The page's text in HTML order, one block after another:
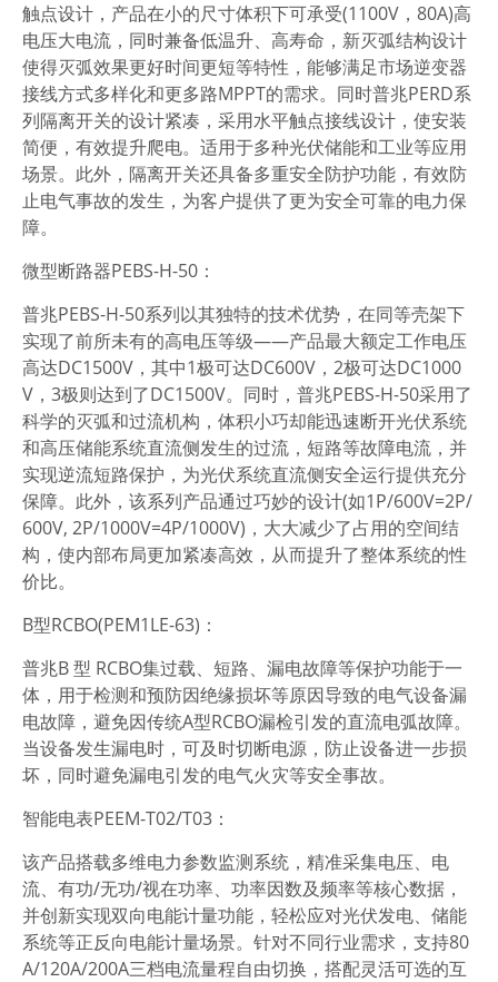
触点设计，产品在小的尺寸体积下可承受(1100V，80A)高
电压大电流，同时兼备低温升、高寿命，新灭弧结构设计
使得灭弧效果更好时间更短等特性，能够满足市场逆变器
接线方式多样化和更多路MPPT的需求。同时普兆PERD系
列隔离开关的设计紧凑，采用水平触点接线设计，使安装
简便，有效提升爬电。适用于多种光伏储能和工业等应用
场景。此外，隔离开关还具备多重安全防护功能，有效防
止电气事故的发生，为客户提供了更为安全可靠的电力保
障。
微型断路器PEBS-H-50：
普兆PEBS-H-50系列以其独特的技术优势，在同等壳架下
实现了前所未有的高电压等级——产品最大额定工作电压
高达DC1500V，其中1极可达DC600V，2极可达DC1000
V，3极则达到了DC1500V。同时，普兆PEBS-H-50采用了
科学的灭弧和过流机构，体积小巧却能迅速断开光伏系统
和高压储能系统直流侧发生的过流，短路等故障电流，并
实现逆流短路保护，为光伏系统直流侧安全运行提供充分
保障。此外，该系列产品通过巧妙的设计(如1P/600V=2P/
600V, 2P/1000V=4P/1000V)，大大减少了占用的空间结
构，使内部布局更加紧凑高效，从而提升了整体系统的性
价比。
B型RCBO(PEM1LE-63)：
普兆B 型 RCBO集过载、短路、漏电故障等保护功能于一
体，用于检测和预防因绝缘损坏等原因导致的电气设备漏
电故障，避免因传统A型RCBO漏检引发的直流电弧故障。
当设备发生漏电时，可及时切断电源，防止设备进一步损
坏，同时避免漏电引发的电气火灾等安全事故。
智能电表PEEM-T02/T03：
该产品搭载多维电力参数监测系统，精准采集电压、电
流、有功/无功/视在功率、功率因数及频率等核心数据，
并创新实现双向电能计量功能，轻松应对光伏发电、储能
系统等正反向电能计量场景。针对不同行业需求，支持80
A/120A/200A三档电流量程自由切换，搭配灵活可选的互